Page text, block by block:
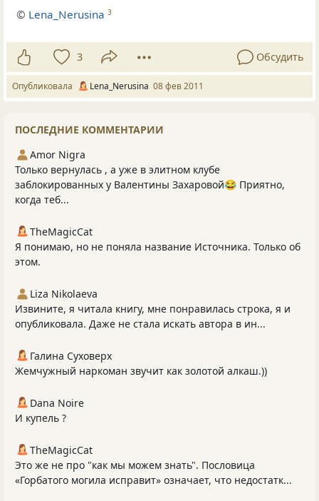
© Lena_Nerusina 3
3 Обсудить
Опубликовала Lena_Nerusina 08 фев 2011
ПОСЛЕДНИЕ КОММЕНТАРИИ
Amor Nigra
Только вернулась , а уже в элитном клубе
заблокированных у Валентины Захаровой😂 Приятно,
когда теб...
TheMagicCat
Я понимаю, но не поняла название Источника. Только об
этом.
Liza Nikolaeva
Извините, я читала книгу, мне понравилась строка, я и
опубликовала. Даже не стала искать автора в ин...
Галина Суховерх
Жемчужный наркоман звучит как золотой алкаш.))
Dana Noire
И купель ?
TheMagicCat
Это же не про "как мы можем знать". Пословица
«Горбатого могила исправит» означает, что недостатк...